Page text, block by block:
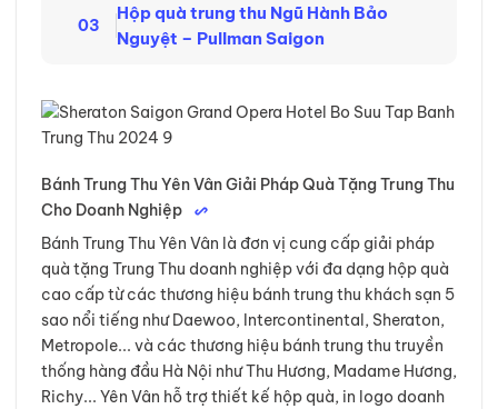
03
Hộp quà trung thu Ngũ Hành Bảo
Nguyệt – Pullman Saigon
Bánh Trung Thu Yên Vân Giải Pháp Quà Tặng Trung Thu
Cho Doanh Nghiệp
Bánh Trung Thu Yên Vân là đơn vị cung cấp giải pháp
quà tặng Trung Thu doanh nghiệp với đa dạng hộp quà
cao cấp từ các thương hiệu bánh trung thu khách sạn 5
sao nổi tiếng như Daewoo, Intercontinental, Sheraton,
Metropole... và các thương hiệu bánh trung thu truyền
thống hàng đầu Hà Nội như Thu Hương, Madame Hương,
Richy... Yên Vân hỗ trợ thiết kế hộp quà, in logo doanh